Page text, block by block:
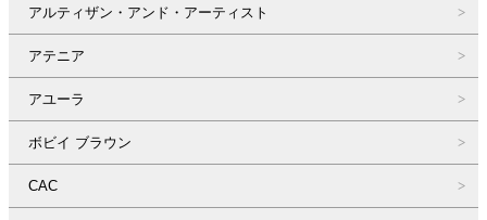
アルティザン・アンド・アーティスト
アテニア
アユーラ
ボビイ ブラウン
CAC